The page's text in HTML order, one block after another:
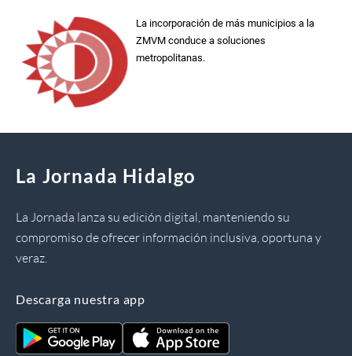
La incorporación de más municipios a la
ZMVM conduce a soluciones
metropolitanas.
La Jornada Hidalgo
La Jornada lanza su edición digital, manteniendo su
compromiso de ofrecer información inclusiva, oportuna y
veraz.
Descarga nuestra app